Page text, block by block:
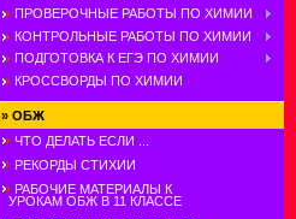
ПРОВЕРОЧНЫЕ РАБОТЫ ПО ХИМИИ
КОНТРОЛЬНЫЕ РАБОТЫ ПО ХИМИИ
ПОДГОТОВКА К ЕГЭ ПО ХИМИИ
КРОССВОРДЫ ПО ХИМИИ
» ОБЖ
ЧТО ДЕЛАТЬ ЕСЛИ ...
РЕКОРДЫ СТИХИИ
РАБОЧИЕ МАТЕРИАЛЫ К
УРОКАМ ОБЖ В 11 КЛАССЕ